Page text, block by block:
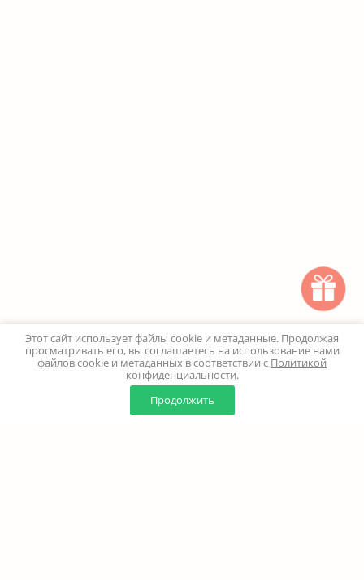
0
Корзина
Этот сайт использует файлы cookie и метаданные. Продолжая
просматривать его, вы соглашаетесь на использование нами
файлов cookie и метаданных в соответствии с Политикой
конфиденциальности.
Продолжить